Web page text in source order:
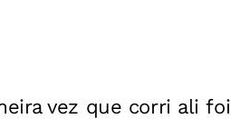
vez que corri ali foi